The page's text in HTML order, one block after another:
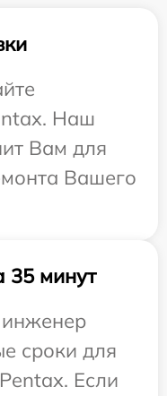
Наш
Вам для
Вашего
35 минут
сроки для
Если